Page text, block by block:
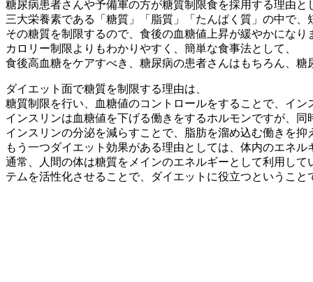
糖尿病患者さんや予備軍の方が糖質制限食を採用する理由と
三大栄養素である「糖質」「脂質」「たんぱく質」の中で
その糖質を制限するので、食後の血糖値上昇が緩やかになり
カロリー制限よりもわかりやすく、簡単な食事法として、
食後高血糖をケアすべき、糖尿病の患者さんはもちろん、
ダイエット面で糖質を制限する理由は、
糖質制限を行い、血糖値のコントロールをすることで、イ
インスリンは血糖値を下げる働きをするホルモンですが、
インスリンの分泌を減らすことで、脂肪を溜め込む働きを
もう一つダイエット効果がある理由としては、体内のエネ
通常、人間の体は糖質をメインのエネルギーとして利用し
テムを活性化させることで、ダイエットに役立つということ